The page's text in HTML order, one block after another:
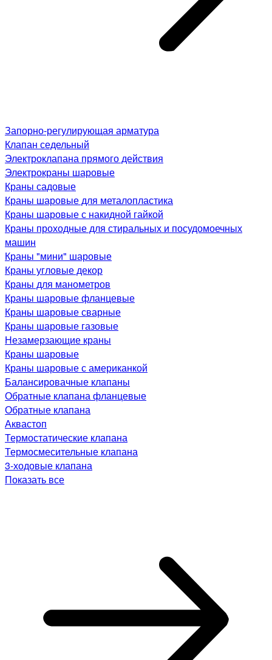
Запорно-регулирующая арматура
Клапан седельный
Электроклапана прямого действия
Электрокраны шаровые
Краны садовые
Краны шаровые для металопластика
Краны шаровые с накидной гайкой
Краны проходные для стиральных и посудомоечных
машин
Краны "мини" шаровые
Краны угловые декор
Краны для манометров
Краны шаровые фланцевые
Краны шаровые сварные
Краны шаровые газовые
Незамерзающие краны
Краны шаровые
Краны шаровые с американкой
Балансировачные клапаны
Обратные клапана фланцевые
Обратные клапана
Аквастоп
Термостатические клапана
Термосмесительные клапана
3-ходовые клапана
Показать все